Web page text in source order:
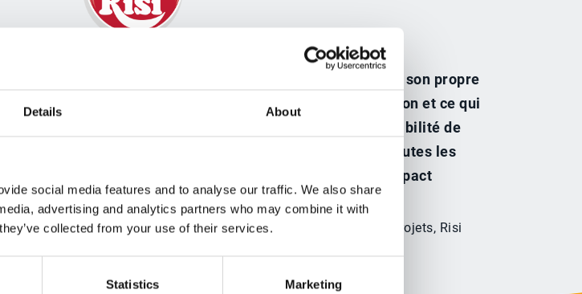
Details About
social media features and to analyse our traffic. We also share
advertising and analytics partners who may combine it with
collected from your use of their services.
Statistics Marketing
“Grâce à Esker, chaque commercial dispose de son propre
rapport sur ce qui est arrivé, le type de déduction et ce qui
a été approuvé. Nous avons désormais la possibilité de
trier, de gérer et, si nécessaire, de contester toutes les
réclamations pour déduction, ce qui a eu un impact
financier très positif.”
Javier Paniagua, Directeur de la technologie et des projets, Risi